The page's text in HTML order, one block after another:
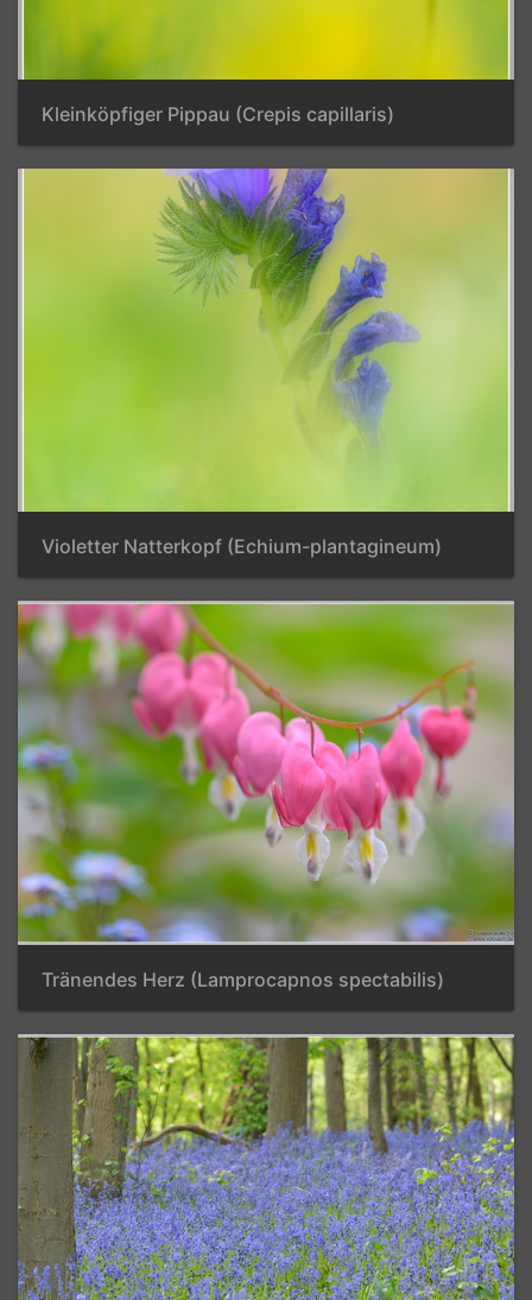
Kleinköpfiger Pippau (Crepis capillaris)
Violetter Natterkopf (Echium-plantagineum)
Tränendes Herz (Lamprocapnos spectabilis)